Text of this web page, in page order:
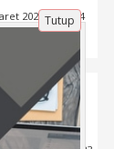
2025 | 504
Tapi Hebat
Tutup